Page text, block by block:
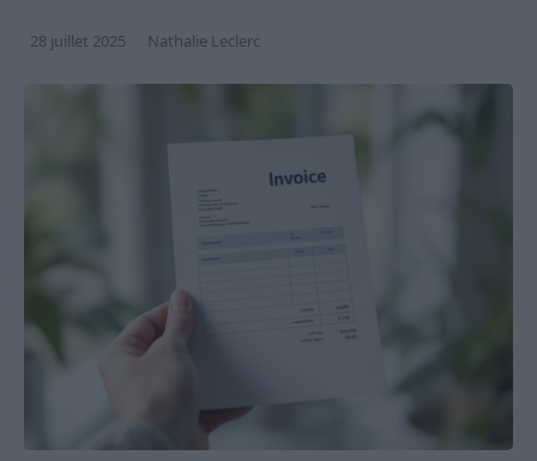
28 juillet 2025 Nathalie Leclerc